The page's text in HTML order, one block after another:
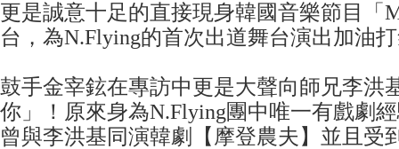
更是誠意十足的直接現身韓國音樂節目「
台，為N.Flying的首次出道舞台演出加油
鼓手金宰鉉在專訪中更是大聲向師兄李洪
你」！原來身為N.Flying團中唯一有戲劇
曾與李洪基同演韓劇【摩登農夫】並且受